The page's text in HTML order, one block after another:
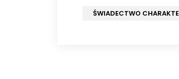
ŚWIADECTWO